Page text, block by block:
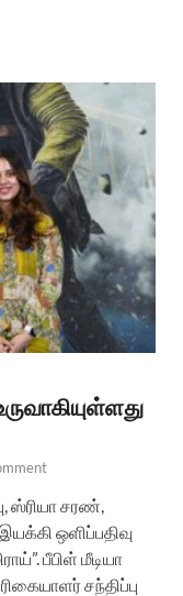
ஸ்ரியா சரண்,
ஒளிப்பதிவு
பீபிள் மீடியா
சந்திப்பு